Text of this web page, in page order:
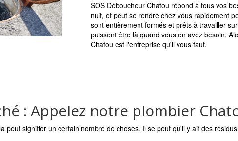
SOS Déboucheur Chatou répond à tous vos
nuit, et peut se rendre chez vous rapidement
sont entièrement formés et prêts à travailler
puissent être là quand vous en avez besoin.
Chatou est l'entreprise qu'il vous faut.
: Appelez notre plombier
peut signifier un certain nombre de choses. Il se peut qu'il y ait des